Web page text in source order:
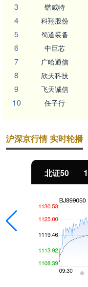
3 锴威特
4 科翔股份
5 蜀道装备
6 中巨芯
7 广哈通信
8 欣天科技
9 飞天诚信
10 任子行
沪深京行情 实时轮播
北证50